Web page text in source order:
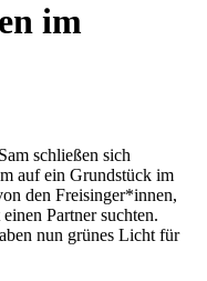
im
schließen sich
auf ein Grundstück im
den Freisinger*innen,
Partner suchten.
nun grünes Licht für